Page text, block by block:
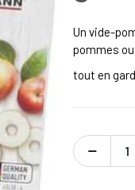
Un vide-
pommes
tout en